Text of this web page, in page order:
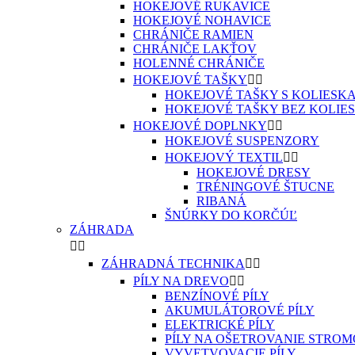
HOKEJOVÉ RUKAVICE
HOKEJOVÉ NOHAVICE
CHRÁNIČE RAMIEN
CHRÁNIČE LAKŤOV
HOLENNÉ CHRÁNIČE
HOKEJOVÉ TAŠKY 
HOKEJOVÉ TAŠKY S
HOKEJOVÉ TAŠKY BEZ
HOKEJOVÉ DOPLNKY 
HOKEJOVÉ SUSPENZORY
HOKEJOVÝ TEXTIL 
HOKEJOVÉ DRESY
TRÉNINGOVÉ ŠTUCNE
RIBANÁ
ŠNÚRKY DO KORČÚĽ
ZÁHRADA
 
ZÁHRADNÁ TECHNIKA  
PÍLY NA DREVO 
BENZÍNOVÉ PÍLY
AKUMULÁTOROVÉ PÍLY
ELEKTRICKÉ PÍLY
PÍLY NA OŠETROVANIE